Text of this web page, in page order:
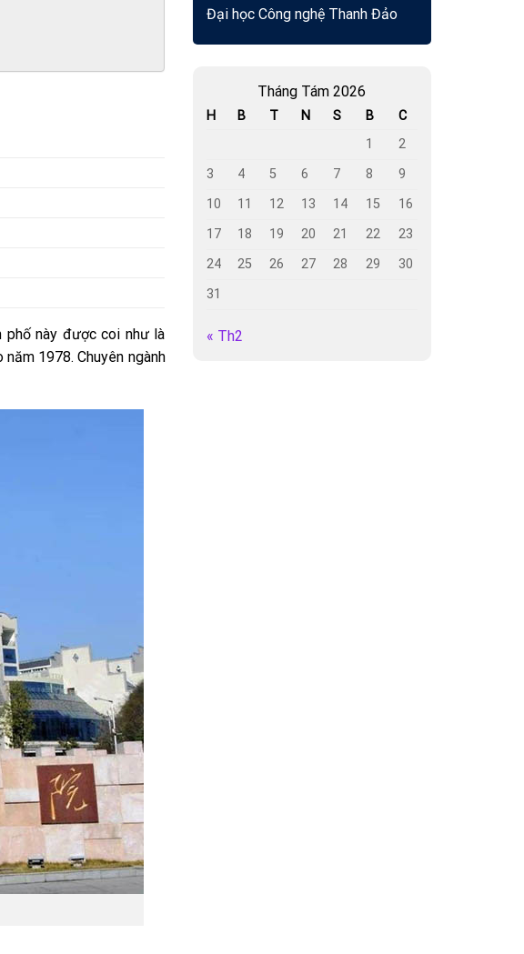
phố này được coi như là
1978. Chuyên ngành
Đại học Công nghệ Thanh Đảo
Tháng Tám 2026
H B T N S B
C
1
2
3
4 5 6 7 8
9
10
11 12 13 14 15
16
17
18 19 20 21 22
23
24
25 26 27 28 29
30
31
« Th2